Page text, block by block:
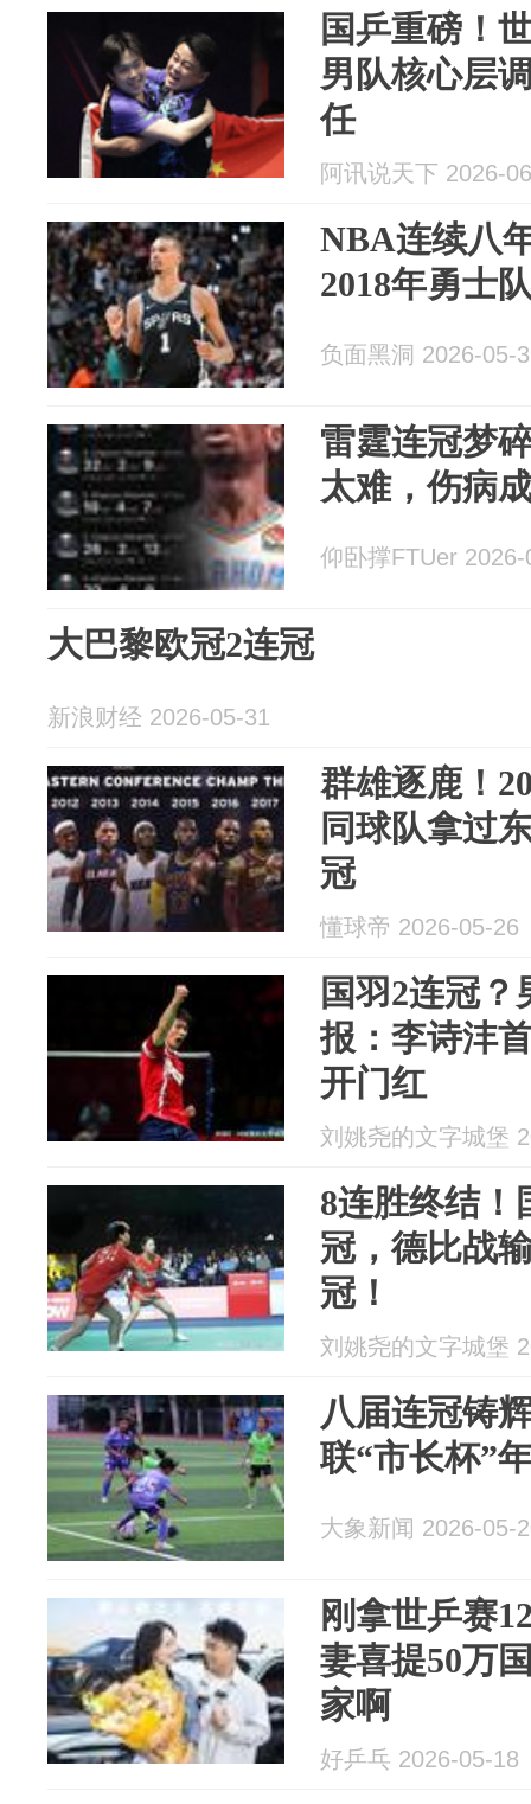
国乒重磅！
男队核心层
任
阿讯说天下 2026-
NBA连续八
2018年勇士
负面黑洞 2026-05-
雷霆连冠梦
太难，伤病
仰卧撑FTUer 2026-
大巴黎欧冠2连冠
新浪财经 2026-05-31
群雄逐鹿！
同球队拿过
冠
懂球帝 2026-05-26
国羽2连冠
报：李诗沣
开门红
刘姚尧的文字城堡
8连胜终结！
冠，德比战
冠！
刘姚尧的文字城堡
八届连冠铸
联“市长杯”
大象新闻 2026-05-
刚拿世乒赛
妻喜提50万
家啊
好乒乓 2026-05-18